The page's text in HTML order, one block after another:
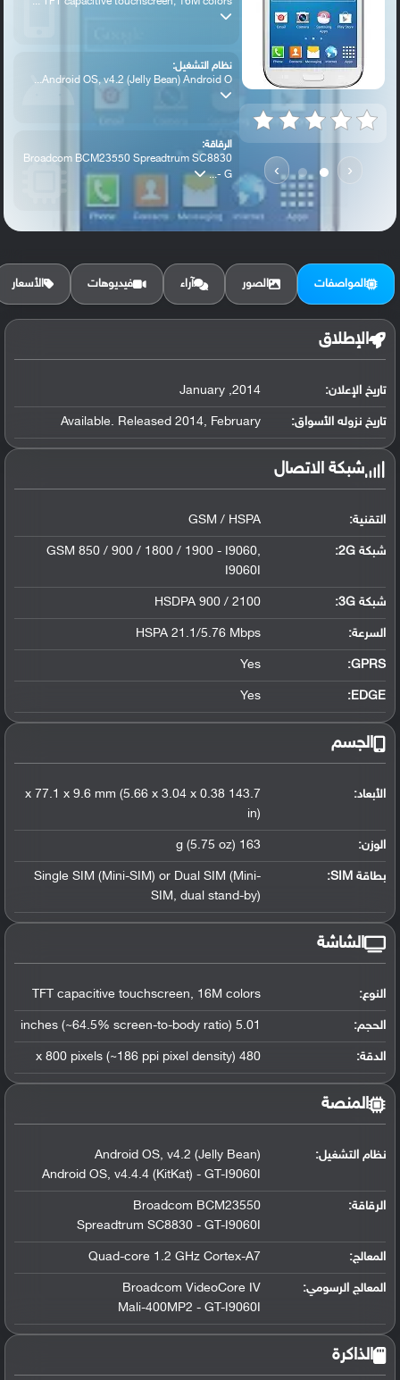
‹
›
نظام التشغيل:
Android OS, v4.2 (Jelly Bean) Android O...
الرقاقة:
Broadcom BCM23550 Spreadtrum SC8830
- G...
الرام / التخزين:
المواصفات الصور آراء فيديوهات الأسعار
الإطلاق
تاريخ الإعلان: 2014, January
تاريخ نزوله الأسواق: Available. Released 2014, February
شبكة الاتصال
التقنية: GSM / HSPA
شبكة 2G:
GSM 850 / 900 / 1800 / 1900 - I9060,
I9060I
شبكة 3G :
HSDPA 900 / 2100
السرعة: HSPA 21.1/5.76 Mbps
GPRS:
Yes
EDGE:
Yes
الجسم
الأبعاد:
143.7 x 77.1 x 9.6 mm (5.66 x 3.04 x 0.38
in)
الوزن: 163 g (5.75 oz)
بطاقة SIM:
Single SIM (Mini-SIM) or Dual SIM (Mini-
SIM, dual stand-by)
الشاشة
النوع: TFT capacitive touchscreen, 16M colors
الحجم: 5.01 inches (~64.5% screen-to-body ratio)
الدقة: 480 x 800 pixels (~186 ppi pixel density)
المنصة
نظام التشغيل:
Android OS, v4.2 (Jelly Bean)
Android OS, v4.4.4 (KitKat) - GT-I9060I
الرقاقة:
Broadcom BCM23550
Spreadtrum SC8830 - GT-I9060I
المعالج:
Quad-core 1.2 GHz Cortex-A7
المعالج الرسومي:
Broadcom VideoCore IV
Mali-400MP2 - GT-I9060I
الذاكرة